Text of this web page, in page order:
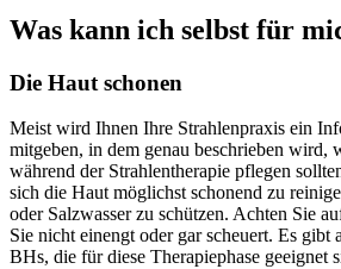
Was kann ich selbst für
Die Haut schonen
Meist wird Ihnen Ihre Strahlenpraxis ein
mitgeben, in dem genau beschrieben wird,
während der Strahlentherapie pflegen
sich die Haut möglichst schonend zu
oder Salzwasser zu schützen. Achten Sie
Sie nicht einengt oder gar scheuert. Es gibt
BHs, die für diese Therapiephase geeignet